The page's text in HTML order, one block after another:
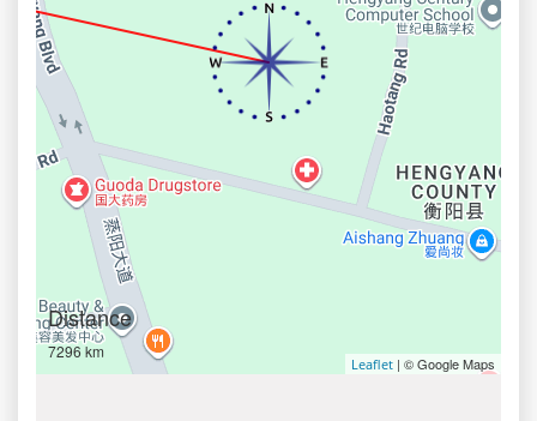
Distance
7296 km
Leaflet | © Google Maps